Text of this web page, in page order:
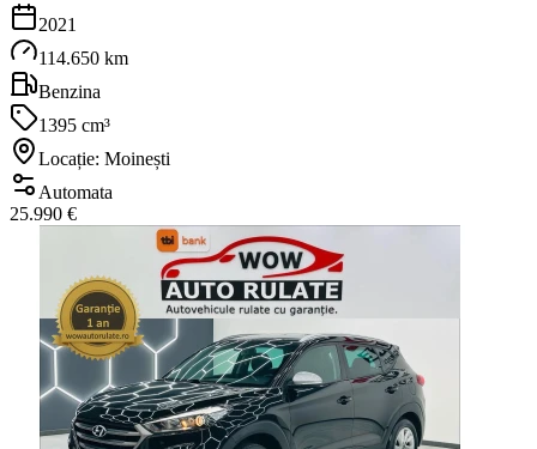
2021
114.650 km
Benzina
1395 cm³
Locație: Moinești
Automata
25.990 €